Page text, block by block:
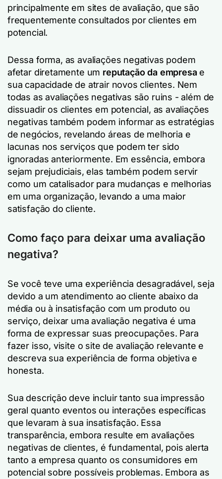
principalmente em sites de avaliação, que são
frequentemente consultados por clientes em
potencial.
Dessa forma, as avaliações negativas podem
afetar diretamente um reputação da empresae
sua capacidade de atrair novos clientes. Nem
todas as avaliações negativas são ruins - além de
dissuadir os clientes em potencial, as avaliações
negativas também podem informar as estratégias
de negócios, revelando áreas de melhoria e
lacunas nos serviços que podem ter sido
ignoradas anteriormente. Em essência, embora
sejam prejudiciais, elas também podem servir
como um catalisador para mudanças e melhorias
em uma organização, levando a uma maior
satisfação do cliente.
Como faço para deixar uma avaliação
negativa?
Se você teve uma experiência desagradável, seja
devido a um atendimento ao cliente abaixo da
média ou à insatisfação com um produto ou
serviço, deixar uma avaliação negativa é uma
forma de expressar suas preocupações. Para
fazer isso, visite o site de avaliação relevante e
descreva sua experiência de forma objetiva e
honesta.
Sua descrição deve incluir tanto sua impressão
geral quanto eventos ou interações específicas
que levaram à sua insatisfação. Essa
transparência, embora resulte em avaliações
negativas de clientes, é fundamental, pois alerta
tanto a empresa quanto os consumidores em
potencial sobre possíveis problemas. Embora as